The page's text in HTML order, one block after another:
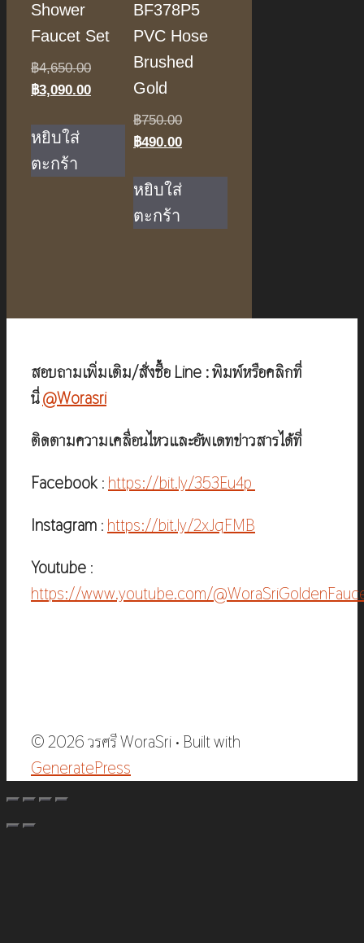
Shower
Faucet Set
฿4,650.00Original
price
฿4,650.00.
฿3,090.00Current
หยิบใส่
ตะกร้า
BF378P5
PVC Hose
Brushed
Gold
฿750.00Original
price
฿750.00.
฿490.00Current
is:
หยิบใส่
ตะกร้า
สอบถามเพิ่มเติม/สั่งซื้อ Line : พิมพ์หรือคลิกที่
นี่@Worasri
ติดตามความเคลื่อนไหวและอัพเดทข่าวสารได้ที่
Facebook : https://bit.ly/353Eu4p
Instagram : https://bit.ly/2xJqFMB
Youtube :
https://www.youtube.com/
© 2026 วรศรี WoraSri • Built with
GeneratePress